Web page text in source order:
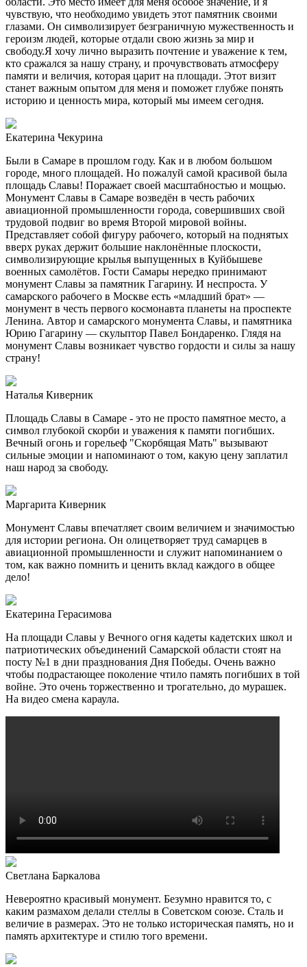
чувствую, что необходимо увидеть этот памятник своими
глазами. Он символизирует безграничную мужественность и
героизм людей, которые отдали свою жизнь за мир и
свободу.Я хочу лично выразить почтение и уважение к тем,
кто сражался за нашу страну, и прочувствовать атмосферу
памяти и величия, которая царит на площади. Этот визит
станет важным опытом для меня и поможет глубже понять
историю и ценность мира, который мы имеем сегодня.
Екатерина Чекурина
Были в Самаре в прошлом году. Как и в любом большом
городе, много площадей. Но пожалуй самой красивой была
площадь Славы! Поражает своей масштабностью и мощью.
Монумент Славы в Самаре возведён в честь рабочих
авиационной промышленности города, совершивших свой
трудовой подвиг во время Второй мировой войны.
Представляет собой фигуру рабочего, который на поднятых
вверх руках держит большие наклонённые плоскости,
символизирующие крылья выпущенных в Куйбышеве
военных самолётов. Гости Самары нередко принимают
монумент Славы за памятник Гагарину. И неспроста. У
самарского рабочего в Москве есть «младший брат» —
монумент в честь первого космонавта планеты на проспекте
Ленина. Автор и самарского монумента Славы, и памятника
Юрию Гагарину — скульптор Павел Бондаренко. Глядя на
монумент Славы возникает чувство гордости и силы за нашу
страну!
Наталья Киверник
Площадь Славы в Самаре - это не просто памятное место, а
символ глубокой скорби и уважения к памяти погибших.
Вечный огонь и горельеф "Скорбящая Мать" вызывают
сильные эмоции и напоминают о том, какую цену заплатил
наш народ за свободу.
Маргарита Киверник
Монумент Славы впечатляет своим величием и значимостью
для истории региона. Он олицетворяет труд самарцев в
авиационной промышленности и служит напоминанием о
том, как важно помнить и ценить вклад каждого в общее
дело!
Екатерина Герасимова
На площади Славы у Вечного огня кадеты кадетских школ и
патриотических объединений Самарской области стоят на
посту №1 в дни празднования Дня Победы. Очень важно
чтобы подрастающее поколение чтило память погибших в той
войне. Это очень торжественно и трогательно, до мурашек.
На видео смена караула.
Светлана Баркалова
Невероятно красивый монумент. Безумно нравится то, с
каким размахом делали стеллы в Советском союзе. Сталь и
величие в размерах. Это не только историческая память, но и
память архитектуре и стилю того времени.